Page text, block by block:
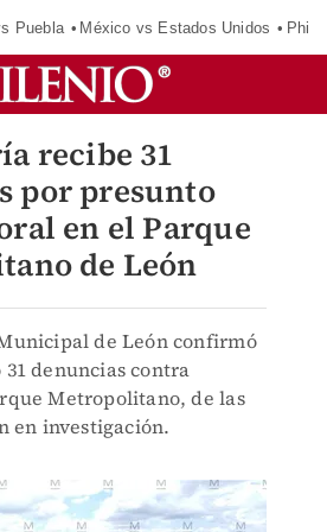
Puebla México vs Estados Unidos
recibe 31
por presunto
en el Parque
de León
de León confirmó
denuncias contra
Metropolitano, de las
en investigación.